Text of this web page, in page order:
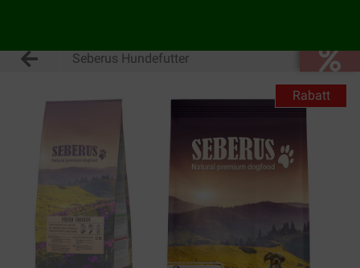
Seberus Hundefutter
Rabatt